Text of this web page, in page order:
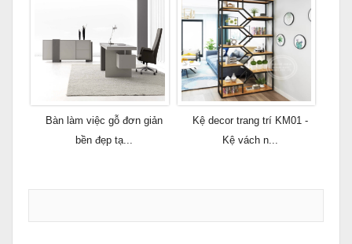
Bàn làm việc gỗ đơn giản
bền đẹp tạ...
Kệ decor trang trí KM01 -
Kệ vách n...